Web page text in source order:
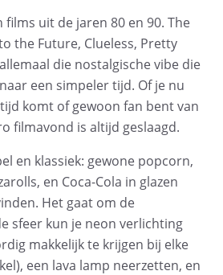
films uit de jaren 80 en 90. The
the Future, Clueless, Pretty
die nostalgische vibe die
een simpeler tijd. Of je nu
komt of gewoon fan bent van
filmavond is altijd geslaagd.
en klassiek: gewone popcorn,
en Coca-Cola in glazen
Het gaat om de
sfeer kun je neon verlichting
makkelijk te krijgen bij elke
een lava lamp neerzetten, en